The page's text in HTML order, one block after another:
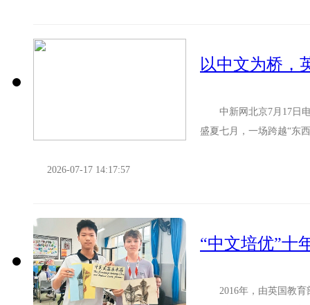
以中文为桥，
中新网北京7月17日
盛夏七月，一场跨越“东
2026-07-17 14:17:57
“中文培优”十
2016年，由英国教育